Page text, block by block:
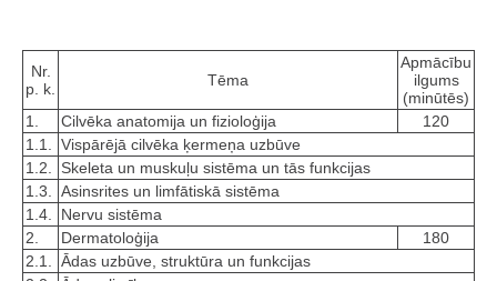
Nr.
p. k.
Tēma
Apmācību
ilgums
(minūtēs)
1.
Cilvēka anatomija un fizioloģija
120
1.1. Vispārējā cilvēka ķermeņa uzbūve
1.2.
Skeleta un muskuļu sistēma un tās funkcijas
1.3. Asinsrites un limfātiskā sistēma
1.4.
Nervu sistēma
2.
Dermatoloģija
180
2.1. Ādas uzbūve, struktūra un funkcijas